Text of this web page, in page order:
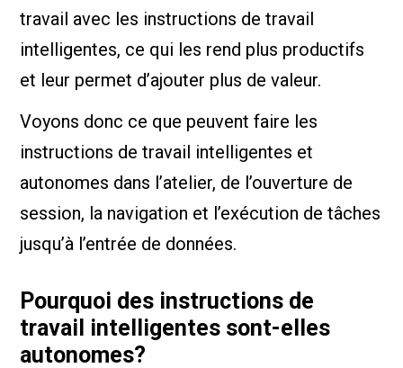
travail avec les instructions de travail
intelligentes, ce qui les rend plus productifs
et leur permet d’ajouter plus de valeur.
Voyons donc ce que peuvent faire les
instructions de travail intelligentes et
autonomes dans l’atelier, de l’ouverture de
session, la navigation et l’exécution de tâches
jusqu’à l’entrée de données.
Pourquoi des instructions de
travail intelligentes sont-elles
autonomes?